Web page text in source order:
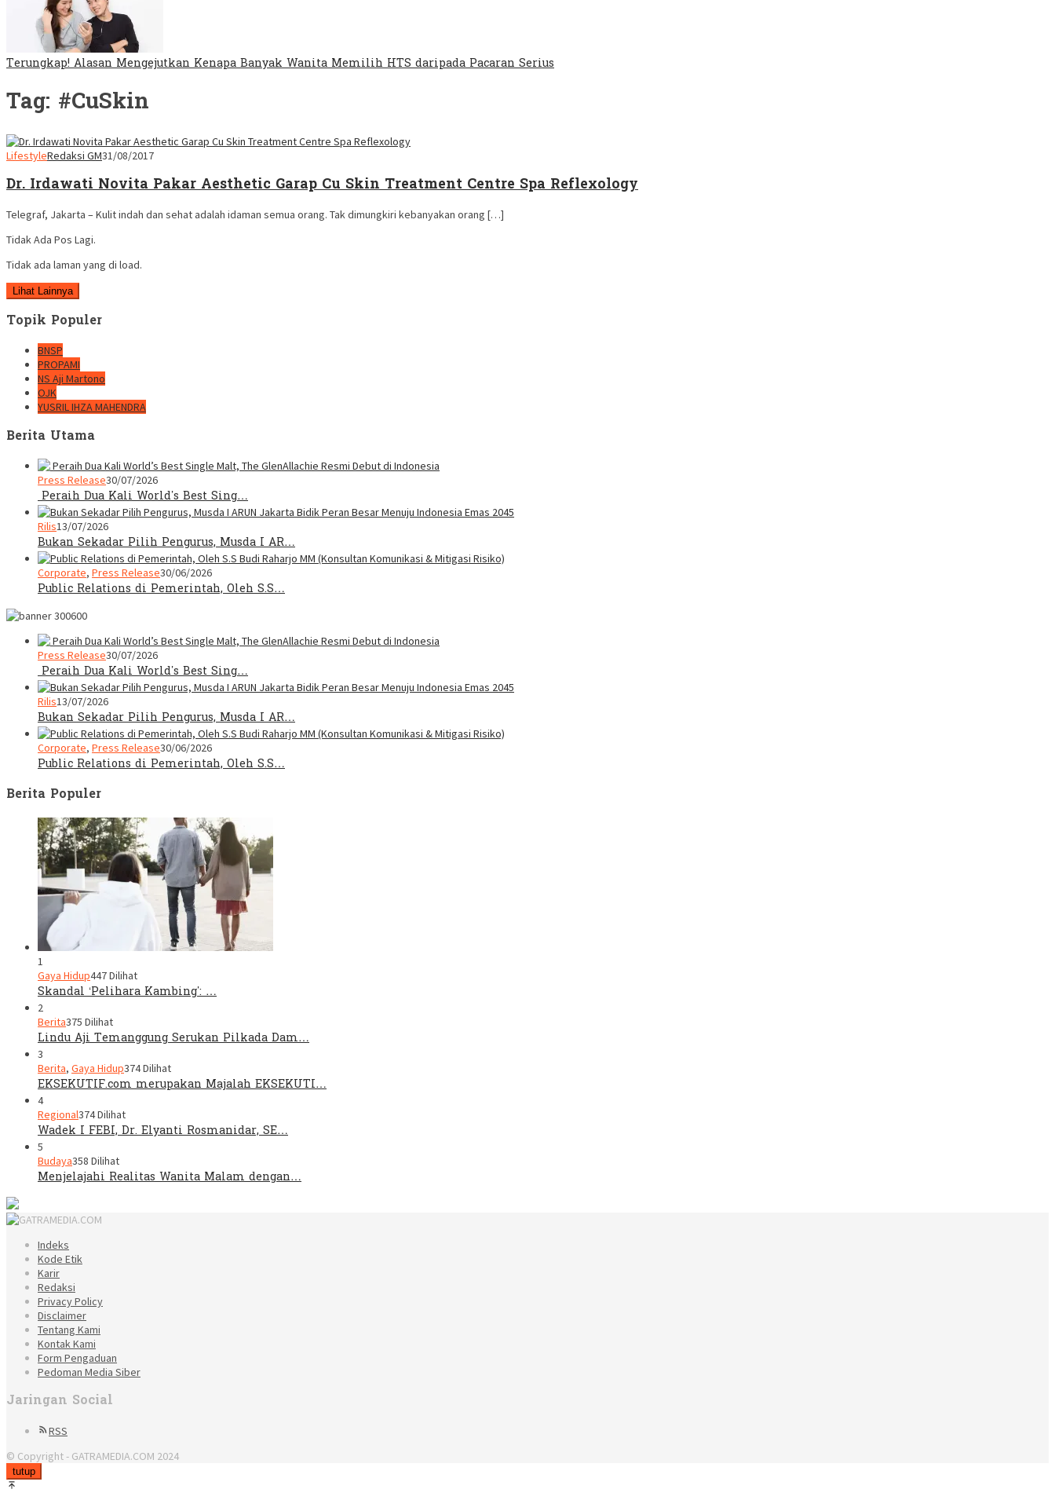
Terungkap! Alasan Mengejutkan Kenapa Banyak Wanita Memilih HTS daripada Pacaran Serius
Tag: #CuSkin
LifestyleRedaksi GM31/08/2017
Dr. Irdawati Novita Pakar Aesthetic Garap Cu Skin Treatment Centre Spa Reflexology
Telegraf, Jakarta – Kulit indah dan sehat adalah idaman semua orang. Tak dimungkiri kebanyakan orang […]
Tidak Ada Pos Lagi.
Tidak ada laman yang di load.
Lihat Lainnya
Topik Populer
BNSP
PROPAMI
NS Aji Martono
OJK
YUSRIL IHZA MAHENDRA
Berita Utama
Press Release30/07/2026
Peraih Dua Kali World’s Best Sing…
Rilis13/07/2026
Bukan Sekadar Pilih Pengurus, Musda I AR…
Corporate, Press Release30/06/2026
Public Relations di Pemerintah, Oleh S.S…
Press Release30/07/2026
Peraih Dua Kali World’s Best Sing…
Rilis13/07/2026
Bukan Sekadar Pilih Pengurus, Musda I AR…
Corporate, Press Release30/06/2026
Public Relations di Pemerintah, Oleh S.S…
Berita Populer
1
Gaya Hidup447 Dilihat
Skandal ‘Pelihara Kambing’: …
2
Berita375 Dilihat
Lindu Aji Temanggung Serukan Pilkada Dam…
3
Berita, Gaya Hidup374 Dilihat
EKSEKUTIF.com merupakan Majalah EKSEKUTI…
4
Regional374 Dilihat
Wadek I FEBI, Dr. Elyanti Rosmanidar, SE…
5
Budaya358 Dilihat
Menjelajahi Realitas Wanita Malam dengan…
Indeks
Kode Etik
Karir
Redaksi
Privacy Policy
Disclaimer
Tentang Kami
Kontak Kami
Form Pengaduan
Pedoman Media Siber
Jaringan Social
RSS
© Copyright - GATRAMEDIA.COM 2024
tutup